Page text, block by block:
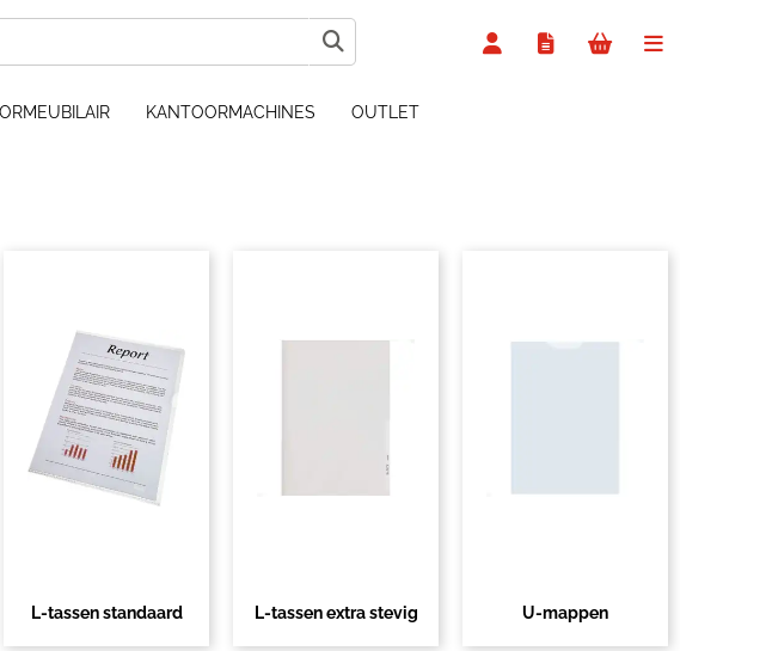
KANTOORMACHINES OUTLET
L-tassen standaard L-tassen extra stevig U-mappen